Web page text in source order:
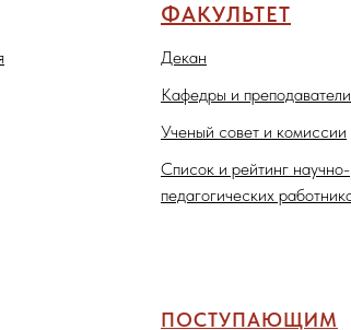
ФАКУЛЬТЕТ
Декан
Кафедры и преподаватели
Ученый совет и комиссии
Список и рейтинг научно-
педагогических
ПОСТУПАЮЩИМ